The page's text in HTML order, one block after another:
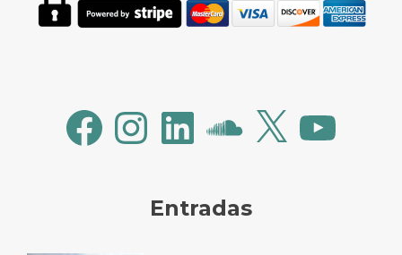
FacebookInstagramLinkedInSoundCloud
X YouTube
Entradas